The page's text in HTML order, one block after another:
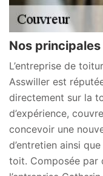
Nos
L’entreprise de
Asswiller est
directement sur la
d’expérience,
concevoir une
d’entretien ainsi
toit. Composée par